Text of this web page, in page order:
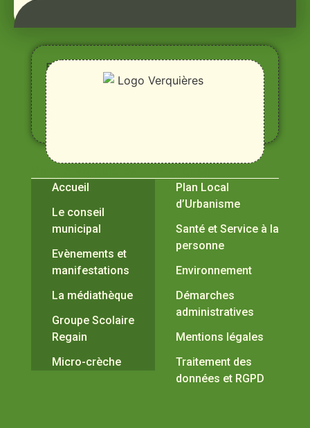
Entre
Rhône,
Alpilles
et
Durance
Accueil
Le conseil
municipal
Evènements et
manifestations
La médiathèque
Groupe Scolaire
Regain
Micro-crèche
Plan Local
d’Urbanisme
Santé et Service à la
personne
Environnement
Démarches
administratives
Mentions légales
Traitement des
données et RGPD